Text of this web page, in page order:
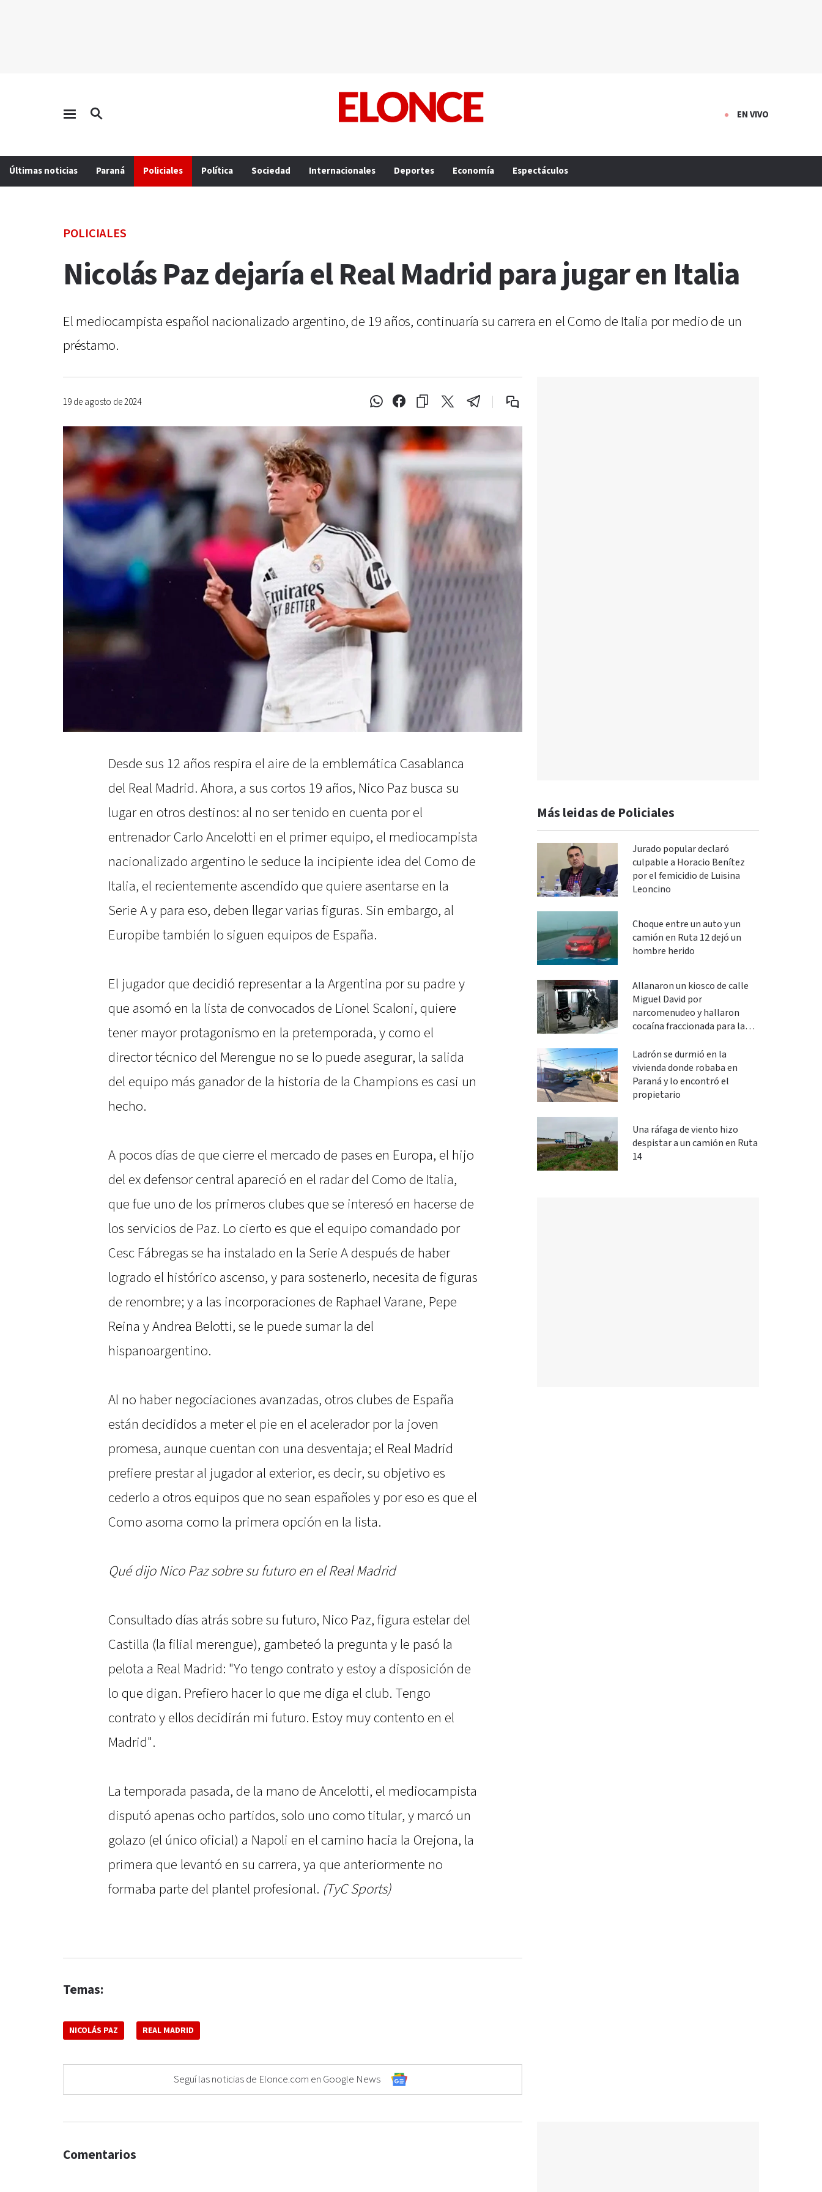
EN VIVO
Últimas noticias Paraná Policiales Política Sociedad Internacionales Deportes Economía Espectáculos
POLICIALES
Nicolás Paz dejaría el Real Madrid para jugar en Italia
El mediocampista español nacionalizado argentino, de 19 años, continuaría su carrera en el Como de Italia por medio de un
préstamo.
19 de agosto de 2024
Desde sus 12 años respira el aire de la emblemática Casablanca
del Real Madrid. Ahora, a sus cortos 19 años, Nico Paz busca su
lugar en otros destinos: al no ser tenido en cuenta por el
entrenador Carlo Ancelotti en el primer equipo, el mediocampista
nacionalizado argentino le seduce la incipiente idea del Como de
Italia, el recientemente ascendido que quiere asentarse en la
Serie A y para eso, deben llegar varias figuras. Sin embargo, al
Europibe también lo siguen equipos de España.
El jugador que decidió representar a la Argentina por su padre y
que asomó en la lista de convocados de Lionel Scaloni, quiere
tener mayor protagonismo en la pretemporada, y como el
director técnico del Merengue no se lo puede asegurar, la salida
del equipo más ganador de la historia de la Champions es casi un
hecho.
A pocos días de que cierre el mercado de pases en Europa, el hijo
del ex defensor central apareció en el radar del Como de Italia,
que fue uno de los primeros clubes que se interesó en hacerse de
los servicios de Paz. Lo cierto es que el equipo comandado por
Cesc Fábregas se ha instalado en la Serie A después de haber
logrado el histórico ascenso, y para sostenerlo, necesita de figuras
de renombre; y a las incorporaciones de Raphael Varane, Pepe
Reina y Andrea Belotti, se le puede sumar la del
hispanoargentino.
Al no haber negociaciones avanzadas, otros clubes de España
están decididos a meter el pie en el acelerador por la joven
promesa, aunque cuentan con una desventaja; el Real Madrid
prefiere prestar al jugador al exterior, es decir, su objetivo es
cederlo a otros equipos que no sean españoles y por eso es que el
Como asoma como la primera opción en la lista.
Qué dijo Nico Paz sobre su futuro en el Real Madrid
Consultado días atrás sobre su futuro, Nico Paz, figura estelar del
Castilla (la filial merengue), gambeteó la pregunta y le pasó la
pelota a Real Madrid: "Yo tengo contrato y estoy a disposición de
lo que digan. Prefiero hacer lo que me diga el club. Tengo
contrato y ellos decidirán mi futuro. Estoy muy contento en el
Madrid".
La temporada pasada, de la mano de Ancelotti, el mediocampista
disputó apenas ocho partidos, solo uno como titular, y marcó un
golazo (el único oficial) a Napoli en el camino hacia la Orejona, la
primera que levantó en su carrera, ya que anteriormente no
formaba parte del plantel profesional. (TyC Sports)
Temas:
NICOLÁS PAZ REAL MADRID
Seguí las noticias de Elonce.com en Google News
Más leidas de Policiales
Jurado popular declaró
culpable a Horacio Benítez
por el femicidio de Luisina
Leoncino
Choque entre un auto y un
camión en Ruta 12 dejó un
hombre herido
Allanaron un kiosco de calle
Miguel David por
narcomenudeo y hallaron
cocaína fraccionada para la
Ladrón se durmió en la
vivienda donde robaba en
Paraná y lo encontró el
propietario
Una ráfaga de viento hizo
despistar a un camión en Ruta
14
Comentarios